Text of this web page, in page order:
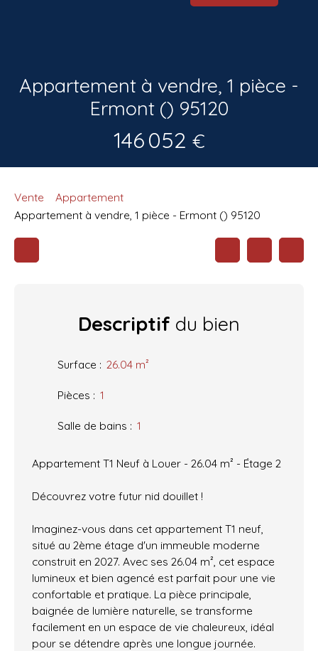
Appartement à vendre, 1 pièce -
Ermont () 95120
146 052 €
Vente
Appartement
Appartement à vendre, 1 pièce - Ermont () 95120
Descriptif du bien
Surface : 26.04 m²
Pièces : 1
Salle de bains : 1
Appartement T1 Neuf à Louer - 26.04 m² - Étage 2
Découvrez votre futur nid douillet !
Imaginez-vous dans cet appartement T1 neuf,
situé au 2ème étage d'un immeuble moderne
construit en 2027. Avec ses 26.04 m², cet espace
lumineux et bien agencé est parfait pour une vie
confortable et pratique. La pièce principale,
baignée de lumière naturelle, se transforme
facilement en un espace de vie chaleureux, idéal
pour se détendre après une longue journée.